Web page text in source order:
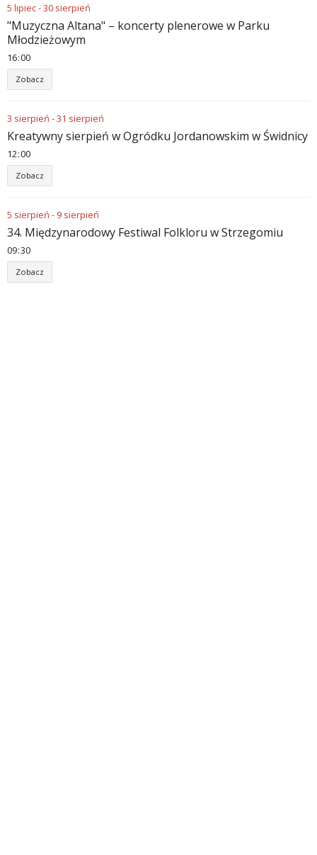
5 lipiec-30 sierpień
"Muzyczna Altana" – koncerty plenerowe w Parku
Młodzieżowym
16 00
Zobacz
3 sierpień -31 sierpień
Kreatywny sierpień w Ogródku Jordanowskim w Świdnicy
12 00
Zobacz
5 sierpień - 9 sierpień
34. Międzynarodowy Festiwal Folkloru w Strzegomiu
09 30
Zobacz